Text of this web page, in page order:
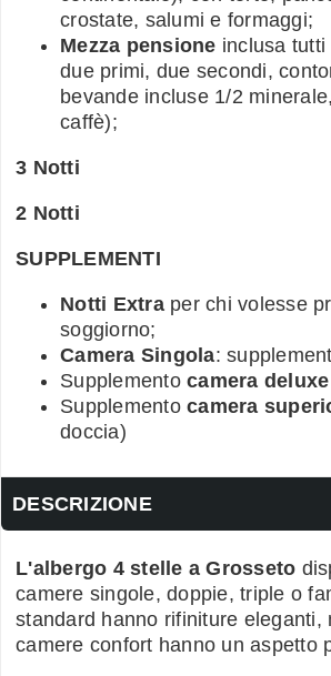
crostate, salumi e formaggi;
Mezza pensione inclusa
due primi, due secondi,
bevande incluse 1/2
caffè);
3 Notti
2 Notti
SUPPLEMENTI
Notti Extraper chi volesse
soggiorno;
Camera Singola:
Supplemento camera deluxe
Supplemento camera
doccia)
DESCRIZIONE
L'albergo 4 stelle a Grosseto
camere singole, doppie, triple o
standard hanno rifiniture eleganti,
camere confort hanno un aspetto